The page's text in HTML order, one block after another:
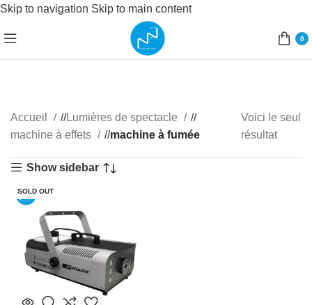
Skip to navigation Skip to main content
0
Accueil / Lumières de spectacle
/
machine à effets
/ machine à fumée
Voici le seul
résultat
Show sidebar
SOLD OUT